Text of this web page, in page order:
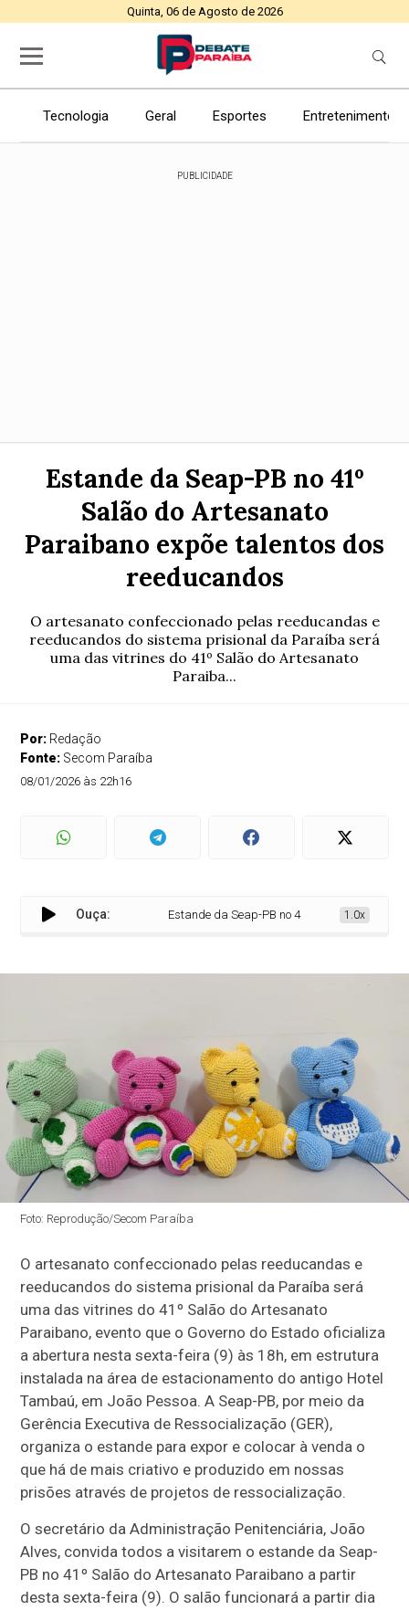
Quinta, 06 de Agosto de 2026
Tecnologia Geral Esportes Entretenimento
PUBLICIDADE
Estande da Seap-PB no 41º
Salão do Artesanato
Paraibano expõe talentos dos
reeducandos
O artesanato confeccionado pelas reeducandas e
reeducandos do sistema prisional da Paraíba será
uma das vitrines do 41º Salão do Artesanato
Paraiba...
Por: Redação
Fonte: Secom Paraíba
08/01/2026 às 22h16
Ouça: Estande da Seap-PB no 41º Salão do1.0x
Foto: Reprodução/Secom Paraíba
O artesanato confeccionado pelas reeducandas e
reeducandos do sistema prisional da Paraíba será
uma das vitrines do 41º Salão do Artesanato
Paraibano, evento que o Governo do Estado oficializa
a abertura nesta sexta-feira (9) às 18h, em estrutura
instalada na área de estacionamento do antigo Hotel
Tambaú, em João Pessoa. A Seap-PB, por meio da
Gerência Executiva de Ressocialização (GER),
organiza o estande para expor e colocar à venda o
que há de mais criativo e produzido em nossas
prisões através de projetos de ressocialização.
O secretário da Administração Penitenciária, João
Alves, convida todos a visitarem o estande da Seap-
PB no 41º Salão do Artesanato Paraibano a partir
desta sexta-feira (9). O salão funcionará a partir dia